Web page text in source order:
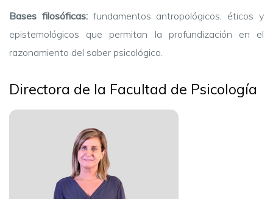
Bases filosóficas:fundamentos antropológicos, éticos y
epistemológicos que permitan la profundización en el
razonamiento del saber psicológico.
Directora de la Facultad de Psicología